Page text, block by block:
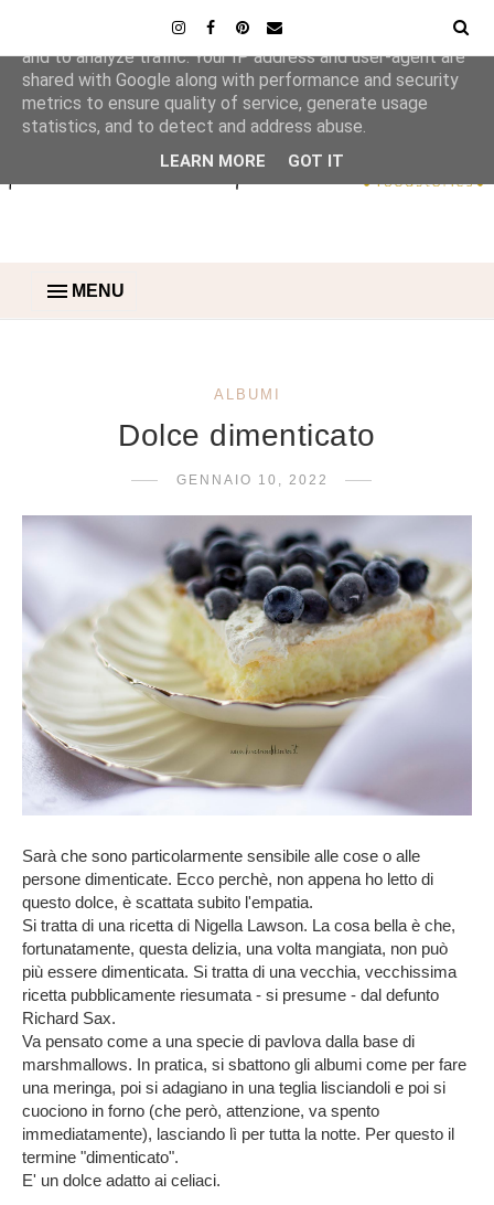
MENU
ALBUMI
Dolce dimenticato
GENNAIO 10, 2022
Sarà che sono particolarmente sensibile alle cose o alle
persone dimenticate. Ecco perchè, non appena ho letto di
questo dolce, è scattata subito l'empatia.
Si tratta di una ricetta di Nigella Lawson. La cosa bella è che,
fortunatamente, questa delizia, una volta mangiata, non può
più essere dimenticata. Si tratta di una vecchia, vecchissima
ricetta pubblicamente riesumata - si presume - dal defunto
Richard Sax.
Va pensato come a una specie di pavlova dalla base di
marshmallows. In pratica, si sbattono gli albumi come per fare
una meringa, poi si adagiano in una teglia lisciandoli e poi si
cuociono in forno (che però, attenzione, va spento
immediatamente), lasciando lì per tutta la notte. Per questo il
termine "dimenticato".
E' un dolce adatto ai celiaci.
This site uses cookies from Google to deliver its services
and to analyze traffic. Your IP address and user-agent are
shared with Google along with performance and security
metrics to ensure quality of service, generate usage
statistics, and to detect and address abuse.
LEARN MORE GOT IT